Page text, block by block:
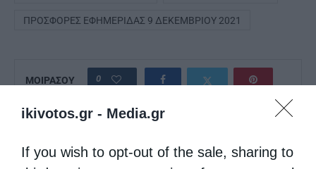
ikivotos.gr - Media.gr
If you wish to opt-out of the sale, sharing to
ΠΡΟΣΦΟΡΈΣ ΕΦΗΜΕΡΊΔΑΣ 9 ΔΕΚΕΜΒΡΊΟΥ 2021
ΜΟΙΡΑΣΟΥ 0
Προηγούμενο άρθρο
Η Νηστεία και η σημασία της